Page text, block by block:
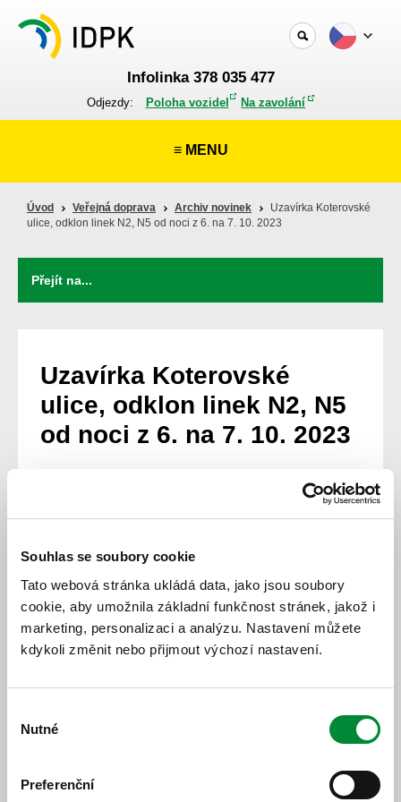
Souhlas se soubory cookie
Tato webová stránka ukládá data, jako jsou soubory
cookie, aby umožnila základní funkčnost stránek, jakož i
marketing, personalizaci a analýzu. Nastavení můžete
kdykoli změnit nebo přijmout výchozí nastavení.
souhlasu
Nutné
Preferenční
Infolinka 378 035 477
Odjezdy: Poloha vozidel Na zavolání
≡ MENU
Úvod Veřejná doprava Archiv novinek
Uzavírka Koterovské
ulice, odklon linek N2, N5 od noci z 6. na 7. 10. 2023
Uzavírka Koterovské
ulice, odklon linek N2, N5
od noci z 6. na 7. 10. 2023
Z důvodu rekonstrukce tramvajové trati v Koterovské ul.,
z 6. na 7. 10. 2023 do noci z 1. na 2. 11.
2023 k odklonu linek N2, N5 v oblasti Světovaru. Obě
Slovanská alej – Částkova do Francouzské ulice, kde
„Poliklinika Slovany“ jako náhrady za zrušené zastávky
„Světovar“, „U Světovaru“, „Sladová“ a „Radnice
Slovany“.